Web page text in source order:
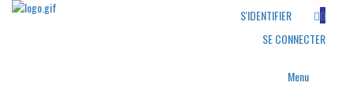
S'IDENTIFIER
0
SE CONNECTER
Menu